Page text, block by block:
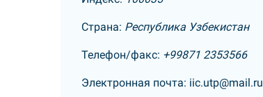
Страна: Республика Узбекистан
Телефон/факс: +99871 2353566
Электронная почта: iic.utp@mail.ru